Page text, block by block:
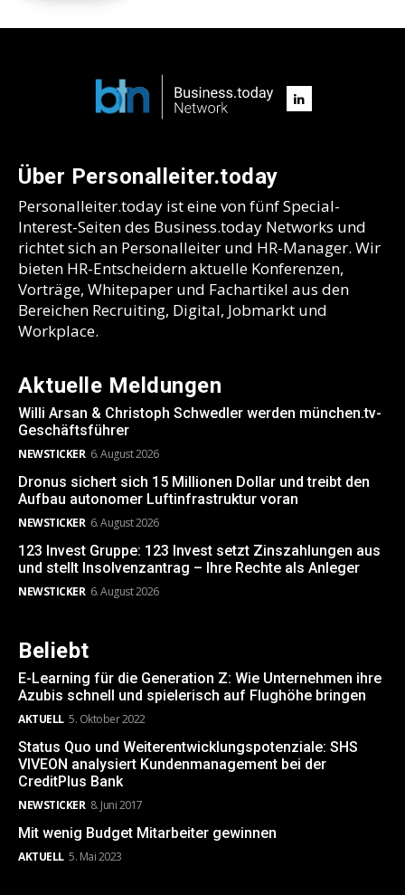
Über Personalleiter.today
Personalleiter.today ist eine von fünf Special-
Interest-Seiten des Business.today Networks und
richtet sich an Personalleiter und HR-Manager. Wir
bieten HR-Entscheidern aktuelle Konferenzen,
Vorträge, Whitepaper und Fachartikel aus den
Bereichen Recruiting, Digital, Jobmarkt und
Workplace.
Aktuelle Meldungen
Willi Arsan & Christoph Schwedler werden münchen.tv-
Geschäftsführer
NEWSTICKER 6. August 2026
Dronus sichert sich 15 Millionen Dollar und treibt den
Aufbau autonomer Luftinfrastruktur voran
NEWSTICKER 6. August 2026
123 Invest Gruppe: 123 Invest setzt Zinszahlungen aus
und stellt Insolvenzantrag – Ihre Rechte als Anleger
NEWSTICKER 6. August 2026
Beliebt
E-Learning für die Generation Z: Wie Unternehmen ihre
Azubis schnell und spielerisch auf Flughöhe bringen
AKTUELL 5. Oktober 2022
Status Quo und Weiterentwicklungspotenziale: SHS
VIVEON analysiert Kundenmanagement bei der
CreditPlus Bank
NEWSTICKER 8. Juni 2017
Mit wenig Budget Mitarbeiter gewinnen
AKTUELL 5. Mai 2023